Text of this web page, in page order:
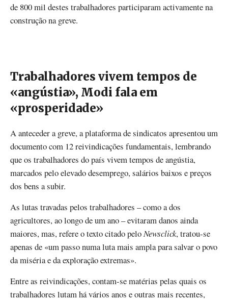
de 800 mil destes trabalhadores participaram activamente na
construção na greve.
Trabalhadores vivem tempos de
«angústia», Modi fala em
«prosperidade»
A anteceder a greve, a plataforma de sindicatos apresentou um
documento com 12 reivindicações fundamentais, lembrando
que os trabalhadores do país vivem tempos de angústia,
marcados pelo elevado desemprego, salários baixos e preços
dos bens a subir.
As lutas travadas pelos trabalhadores – como a dos
agricultores, ao longo de um ano – evitaram danos ainda
maiores, mas, refere o texto citado peloNewsclick, tratou-se
apenas de «um passo numa luta mais ampla para salvar o povo
da miséria e da exploração extremas».
Entre as reivindicações, contam-se matérias pelas quais os
trabalhadores lutam há vários anos e outras mais recentes,